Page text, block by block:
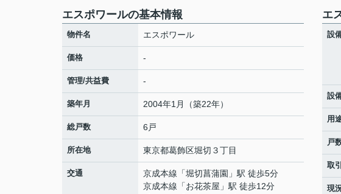
エスポワールの基本情報
物件名 エスポワール
価格 -
管理/共益費 -
築年月 2004年1月（築22年）
総戸数 6戸
所在地 東京都葛飾区堀切 ３丁目
交通 京成本線 「堀切菖蒲園 」駅 徒歩5分
京成本線 「お花茶屋 」駅 徒歩12分
エ
設
設
用
戸
取
現